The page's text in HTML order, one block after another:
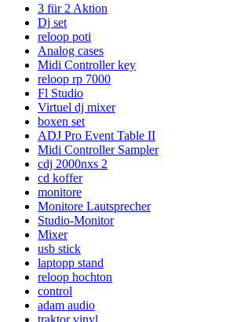
3 für 2 Aktion
Dj set
reloop poti
Analog cases
Midi Controller key
reloop rp 7000
Fl Studio
Virtuel dj mixer
boxen set
ADJ Pro Event Table II
Midi Controller Sampler
cdj 2000nxs 2
cd koffer
monitore
Monitore Lautsprecher
Studio-Monitor
Mixer
usb stick
laptopp stand
reloop hochton
control
adam audio
traktor vinyl